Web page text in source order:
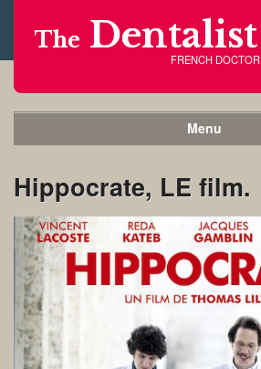
The Dentalist
FRENCH DOCTOR
Menu
Hippocrate, LE film.